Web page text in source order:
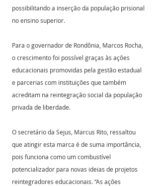
possibilitando a inserção da população prisional
no ensino superior.
Para o governador de Rondônia, Marcos Rocha,
o crescimento foi possível graças às ações
educacionais promovidas pela gestão estadual
e parcerias com instituições que também
acreditam na reintegração social da população
privada de liberdade.
O secretário da Sejus, Marcus Rito, ressaltou
que atingir esta marca é de suma importância,
pois funciona como um combustível
potencializador para novas ideias de projetos
reintegradores educacionais. “As ações